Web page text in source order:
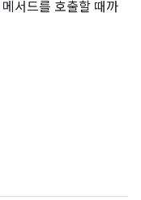
메서드를 호출할 때까